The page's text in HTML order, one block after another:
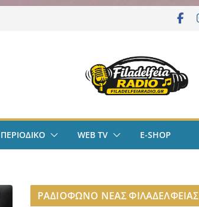
ΠΕΡΙΟΔΙΚΟ WEB TV E-SHOP
ΡΑΔΙΟΦΩΝΟ ΝΕΑΣ ΦΙΛΑΔΕΛΦΕΙΑΣ